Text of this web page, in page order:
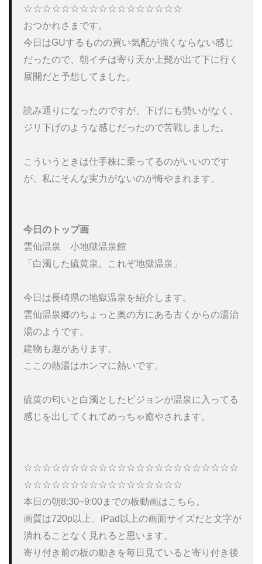
☆☆☆☆☆☆☆☆☆☆☆☆☆☆☆☆☆
おつかれさまです。
今日はGUするものの買い気配が強くならない感じ
だったので、朝イチは寄り天か上髭が出て下に行く
展開だと予想してました。
読み通りになったのですが、下げにも勢いがなく、
ジリ下げのような感じだったので苦戦しました。
こういうときは仕手株に乗ってるのがいいのです
が、私にそんな実力がないのが悔やまれます。
今日のトップ画
雲仙温泉　小地獄温泉館
「白濁した硫黄泉。これぞ地獄温泉」
今日は長崎県の地獄温泉を紹介します。
雲仙温泉郷のちょっと奥の方にある古くからの湯治
湯のようです。
建物も趣があります。
ここの熱湯はホンマに熱いです。
硫黄の匂いと白濁としたビジョンが温泉に入ってる
感じを出してくれてめっちゃ癒やされます。
☆☆☆☆☆☆☆☆☆☆☆☆☆☆☆☆☆☆☆☆☆☆☆
☆☆☆☆☆☆☆☆☆☆☆☆☆☆☆☆☆
本日の朝8:30~9:00までの板動画はこちら。
画質は720p以上、iPad以上の画面サイズだと文字が
潰れることなく見れると思います。
寄り付き前の板の動きを毎日見ていると寄り付き後